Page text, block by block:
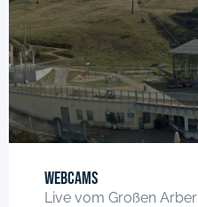
Webcams
Live vom Großen Arber